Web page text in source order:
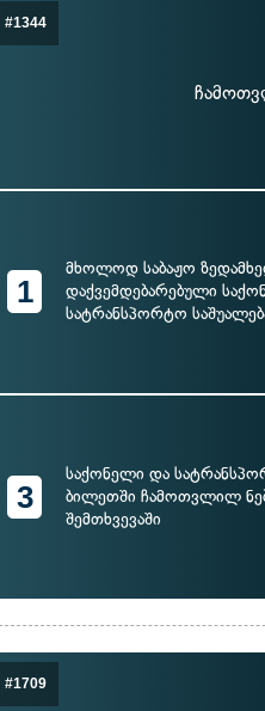
#1344
1
მხოლოდ საბაჟო
დაქვემდებარებული
სატრანსპორტო
3
საქონელი და
ბილეთში ჩამოთვლილ
შემთხვევაში
#1709